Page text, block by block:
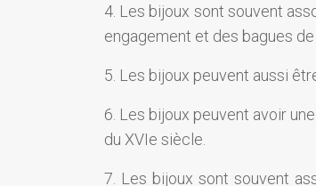
4. Les bijoux sont souvent
engagement et des bagues de
5. Les bijoux peuvent aussi
6. Les bijoux peuvent avoir
du XVIe siècle.
7. Les bijoux sont souvent